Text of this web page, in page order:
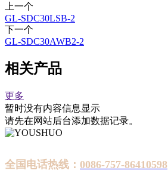
上一个
GL-SDC30LSB-2
下一个
GL-SDC30AWB2-2
相关产品
更多
暂时没有内容信息显示
请先在网站后台添加数据记录。
全国电话热线： 0086-757-86410598